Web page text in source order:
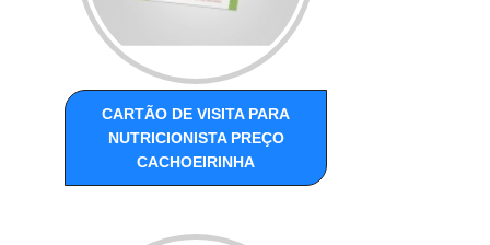
CARTÃO DE VISITA PARA
NUTRICIONISTA PREÇO
CACHOEIRINHA